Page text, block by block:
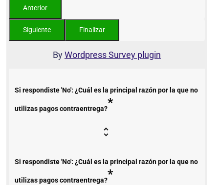
ByWordpress Survey plugin
Si respondiste 'No': ¿Cuál es la principal razón por la que no
utilizas pagos contraentrega?*
Si respondiste 'No': ¿Cuál es la principal razón por la que no
utilizas pagos contraentrega?*